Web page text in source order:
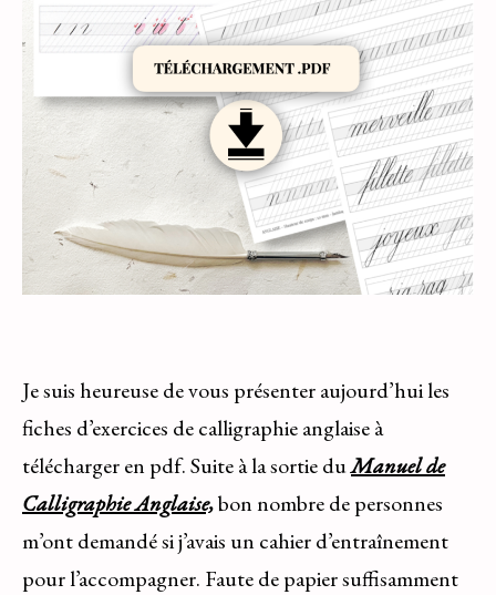
Je suis heureuse de vous présenter aujourd’hui les
fiches d’exercices de calligraphie anglaise à
télécharger en pdf. Suite à la sortie duManuel de
Calligraphie Anglaise,bon nombre de personnes
m’ont demandé si j’avais un cahier d’entraînement
pour l’accompagner. Faute de papier suffisamment